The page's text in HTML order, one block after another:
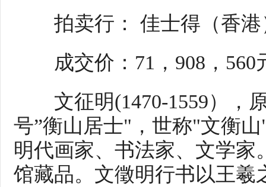
拍卖行： 佳士得（香港
成交价：71，908，560
文征明(1470-1559），
号”衡山居士"，世称"文衡
明代画家、书法家、文学
馆藏品。文徵明行书以王羲